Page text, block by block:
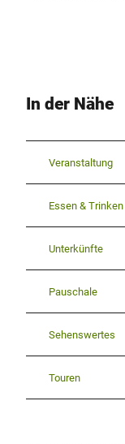
In der Nähe
Veranstaltung
Essen & Trinken
Unterkünfte
Pauschale
Sehenswertes
Touren